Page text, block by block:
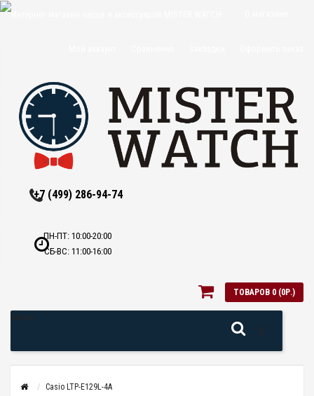
Политика
+7 (499) 286-94-74
ПН-ПТ: 10:00-20:00
СБ-ВС: 11:00-16:00
ТОВАРОВ 0 (0Р.)
Casio LTP-E129L-4A